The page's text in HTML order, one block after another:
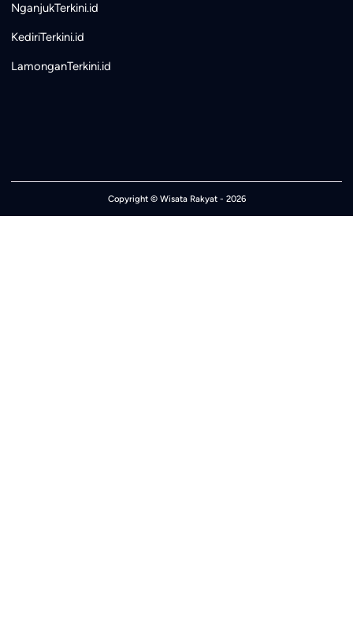
NganjukTerkini.id
KediriTerkini.id
LamonganTerkini.id
Copyright © Wisata Rakyat- 2026